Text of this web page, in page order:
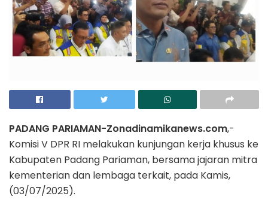
PADANG PARIAMAN-Zonadinamikanews.com,-
Komisi V DPR RI melakukan kunjungan kerja khusus ke
Kabupaten Padang Pariaman, bersama jajaran mitra
kementerian dan lembaga terkait, pada Kamis,
(03/07/2025).